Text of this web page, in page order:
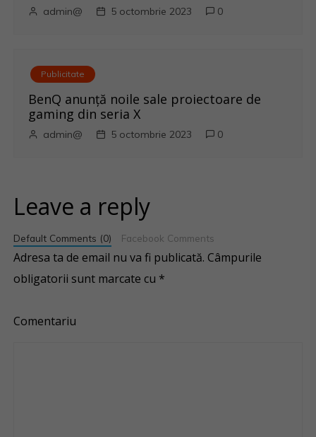
admin@ 5 octombrie 2023 0
Publicitate
BenQ anunţă noile sale proiectoare de
gaming din seria X
admin@ 5 octombrie 2023 0
Leave a reply
Default Comments (0) Facebook Comments
Adresa ta de email nu va fi publicată. Câmpurile
obligatorii sunt marcate cu *
Comentariu